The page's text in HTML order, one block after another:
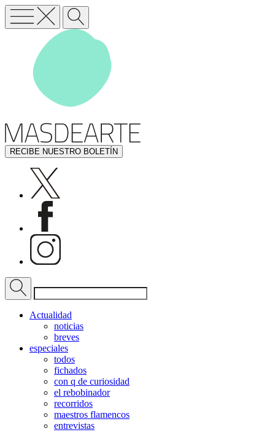
RECIBE NUESTRO BOLETÍN
Actualidad
noticias
breves
especiales
todos
fichados
con q de curiosidad
el rebobinador
recorridos
maestros flamencos
entrevistas